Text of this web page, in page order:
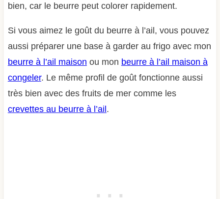
bien, car le beurre peut colorer rapidement.
Si vous aimez le goût du beurre à l’ail, vous pouvez
aussi préparer une base à garder au frigo avec mon
beurre à l’ail maison ou mon beurre à l’ail maison à
congeler. Le même profil de goût fonctionne aussi
très bien avec des fruits de mer comme les
crevettes au beurre à l’ail.